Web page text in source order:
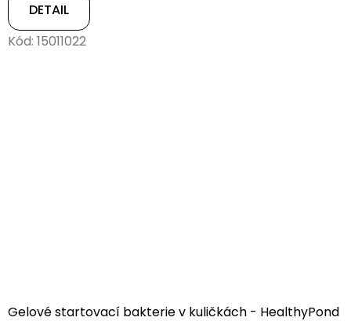
DETAIL
Kód: 15011022
Gelové startovací bakterie v kuličkách - HealthyPond